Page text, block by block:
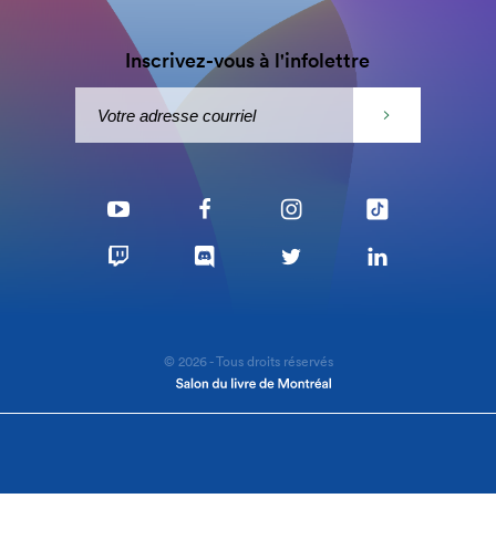
Inscrivez-vous à l'infolettre
© 2026 - Tous droits réservés